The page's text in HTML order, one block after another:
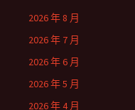
2026 年 8 月
2026 年 7 月
2026 年 6 月
2026 年 5 月
2026 年 4 月